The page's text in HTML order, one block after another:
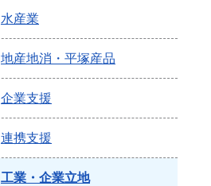
水産業
地産地消・平塚産品
企業支援
連携支援
工業・企業立地